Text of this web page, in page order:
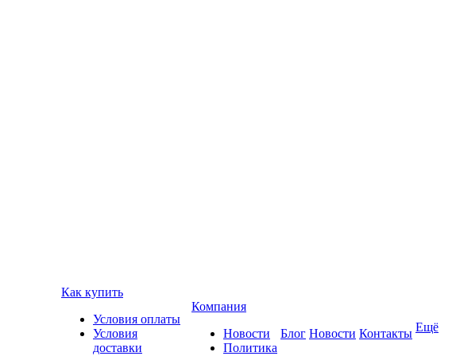
Как купить
Условия оплаты
Условия
доставки
Компания
Новости
Политика
Блог Новости Контакты Ещё